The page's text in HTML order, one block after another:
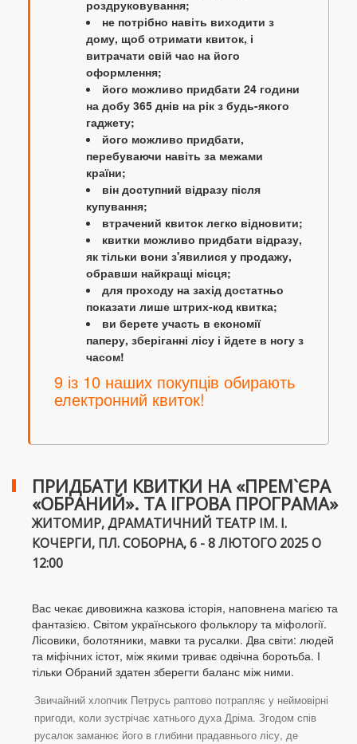
роздруковування;
не потрібно навіть виходити з
дому, щоб отримати квиток, і
витрачати свій час на його
оформлення;
його можливо придбати 24 години
на добу 365 днів на рік з будь-якого
гаджету;
його можливо придбати,
перебуваючи навіть за межами
країни;
він доступний відразу після
купування;
втрачений квиток легко відновити;
квитки можливо придбати відразу,
як тільки вони з'явилися у продажу,
обравши найкращі місця;
для проходу на захід достатньо
показати лише штрих-код квитка;
ви берете участь в економії
паперу, зберіганні лісу і йдете в ногу з
часом!
9 із 10 наших покупців обирають
електронний квиток!
ПРИДБАТИ КВИТКИ НА «ПРЕМ`ЄРА
«ОБРАНИЙ». ТА ІГРОВА ПРОГРАМА»
ЖИТОМИР, ДРАМАТИЧНИЙ ТЕАТР ІМ. І.
КОЧЕРГИ, ПЛ. СОБОРНА, 6 - 8 ЛЮТОГО 2025 О
12:00
Вас чекає дивовижна казкова історія, наповнена магією та
фантазією. Світом українського фольклору та міфології.
Лісовики, болотяники, мавки та русалки. Два світи: людей
та міфічних істот, між якими триває одвічна боротьба. І
тільки Обраний здатен зберегти баланс між ними.
Звичайний хлопчик Петрусь раптово потрапляє у неймовірні
пригоди, коли зустрічає хатнього духа Дріма. Згодом спів
русалок заманює його в глибини прадавнього лісу, де